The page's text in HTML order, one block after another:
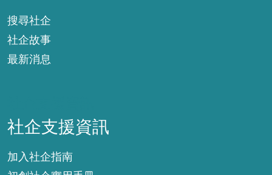
搜尋社企
社企故事
最新消息
社企支援資訊
加入社企指南